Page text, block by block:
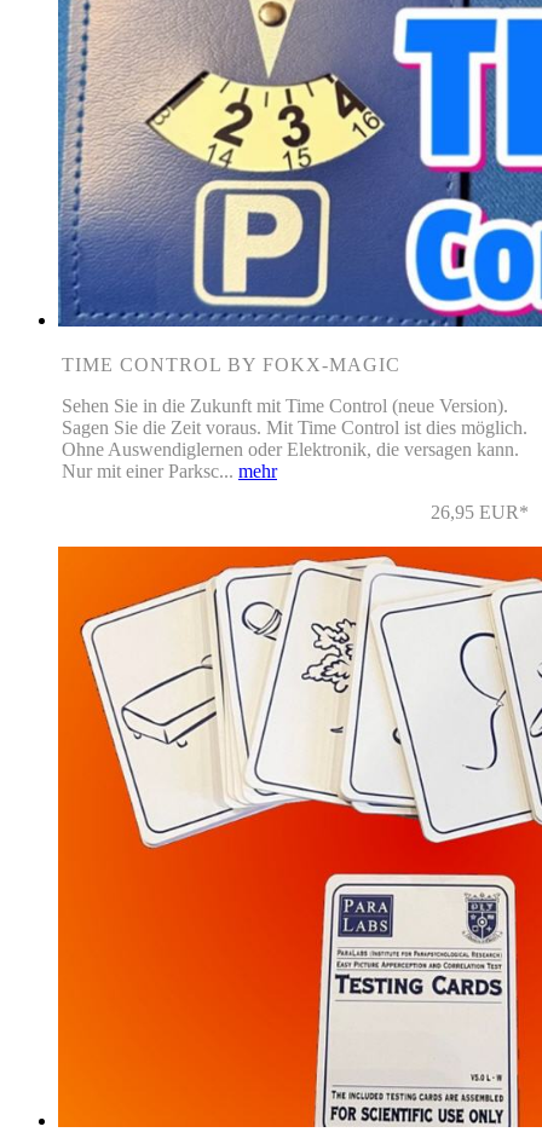
TIME CONTROL BY FOKX-MAGIC
Sehen Sie in die Zukunft mit Time Control (neue Version).
Sagen Sie die Zeit voraus. Mit Time Control ist dies möglich.
Ohne Auswendiglernen oder Elektronik, die versagen kann.
Nur mit einer Parksc... mehr
26,95 EUR*